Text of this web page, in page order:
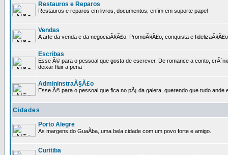
Restauros e Reparos
Restauros e reparos em livros, documentos, enfim em suporte papel
Vendas
A arte da venda e da negociaÃ§Ã£o. PromoÃ§Ã£o, conquista e
Escribas
Esse Ã© para o pessoal que gosta de escrever. De romance a conto,
deixar fluir a pena
AdmininstraÃ§Ã£o
Esse Ã© para o pessoal que fica no pÃ¡ da galera, querendo que tudo ande
Cidades
Porto Alegre
As margens do GuaÃ­ba, uma bela cidade com um povo forte e amigo.
Curitiba